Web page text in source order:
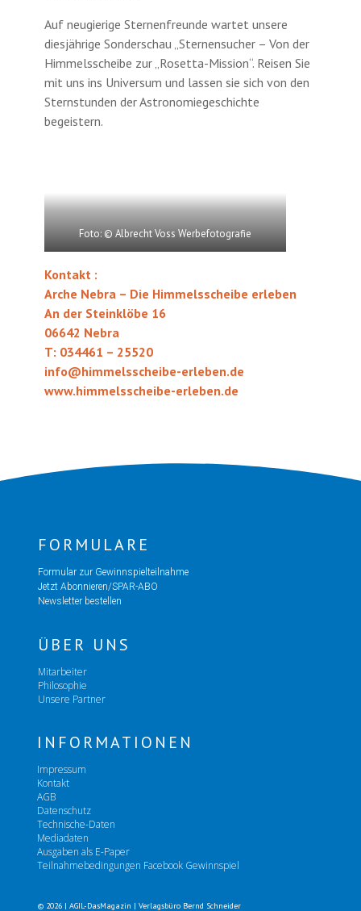
Auf neugierige Sternenfreunde wartet unsere
diesjährige Sonderschau „Sternensucher – Von der
Himmelsscheibe zur „Rosetta-Mission“. Reisen Sie
mit uns ins Universum und lassen sie sich von den
Sternstunden der Astronomiegeschichte
begeistern.
Foto: © Albrecht Voss Werbefotografie
Kontakt :
Arche Nebra – Die Himmelsscheibe erleben
An der Steinklöbe 16
06642 Nebra
T: 034461 – 25520
info@himmelsscheibe-erleben.de
www.himmelsscheibe-erleben.de
FORMULARE
Formular zur Gewinnspielteilnahme
Jetzt Abonnieren/SPAR-ABO
Newsletter bestellen
ÜBER UNS
Mitarbeiter
Philosophie
Unsere Partner
INFORMATIONEN
Impressum
Kontakt
AGB
Datenschutz
Technische-Daten
Mediadaten
Ausgaben als E-Paper
Teilnahmebedingungen Facebook Gewinnspiel
© 2026 | AGIL-DasMagazin | Verlagsbüro Bernd Schneider